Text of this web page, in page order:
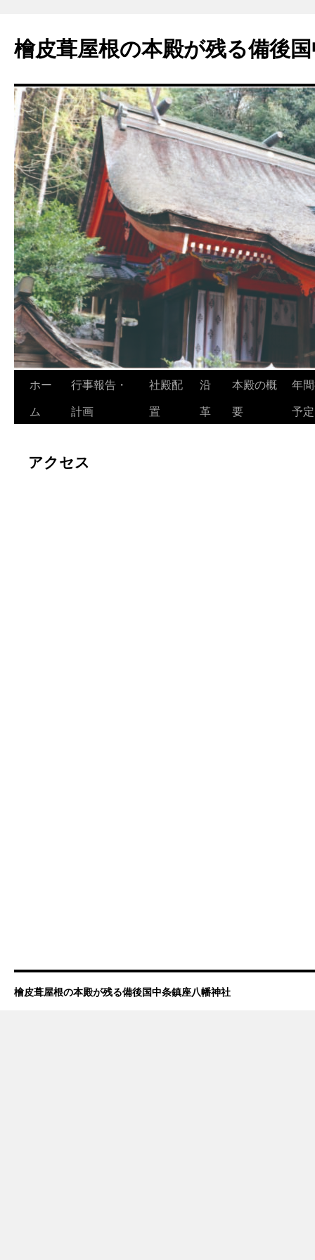
テ
ン
へ
ス
キ
ッ
プ
檜皮葺屋根の本殿が残る備後
ホー
ム
行事報告・
計画
社殿配
置
沿
革
本殿の概
要
年
予定
アクセス
檜皮葺屋根の本殿が残る備後国中条鎮座八幡神社